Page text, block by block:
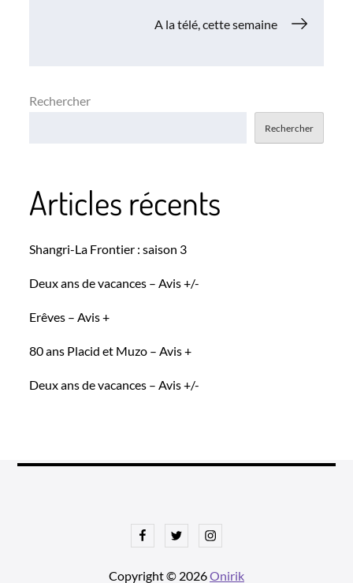
A la télé, cette semaine
Rechercher
Rechercher
Articles récents
Shangri-La Frontier : saison 3
Deux ans de vacances – Avis +/-
Erêves – Avis +
80 ans Placid et Muzo – Avis +
Deux ans de vacances – Avis +/-
FacebookTwitterInstagram
Copyright © 2026Onirik